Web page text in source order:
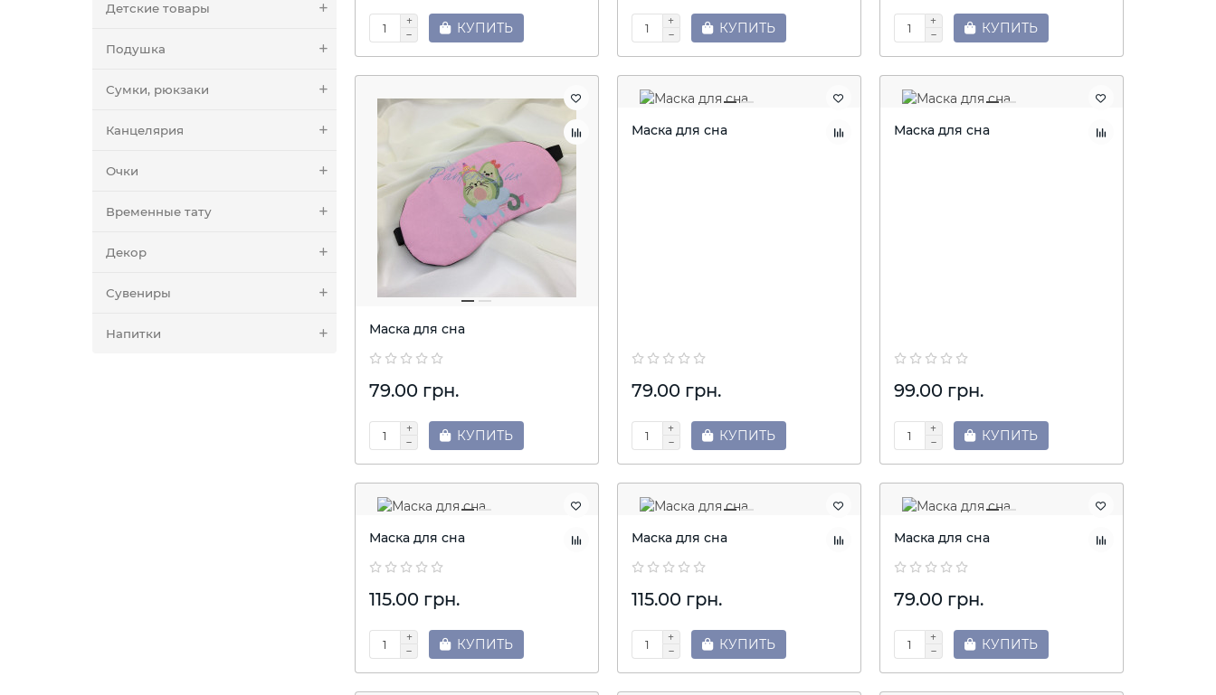
Детские товары
Подушка
Сумки, рюкзаки
Канцелярия
Очки
Временные тату
Декор
Сувениры
Напитки
КУПИТЬ КУПИТЬ КУПИТЬ
Маска для сна
79.00 грн.
КУПИТЬ
Маска для сна
79.00 грн.
КУПИТЬ
Маска для сна
99.00 грн.
КУПИТЬ
Маска для сна
115.00 грн.
КУПИТЬ
Маска для сна
115.00 грн.
КУПИТЬ
Маска для сна
79.00 грн.
КУПИТЬ